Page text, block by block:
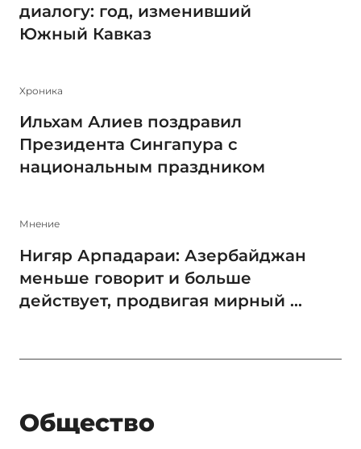
диалогу: год, изменивший
Южный Кавказ
Xроника
Ильхам Алиев поздравил
Президента Сингапура с
национальным праздником
Мнение
Нигяр Арпадараи: Азербайджан
меньше говорит и больше
действует, продвигая мирный ...
Общество